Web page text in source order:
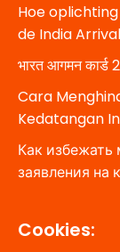
Hoe
de India
भारत आगमन
Cara
Kedatangan
Как
заявления на
Cookies: